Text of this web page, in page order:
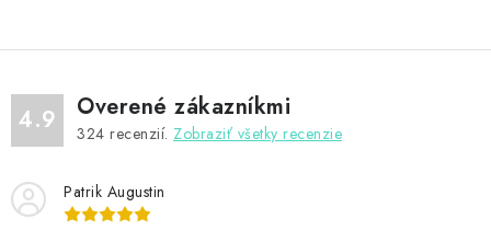
4.9 Overené zákazníkmi
324 recenzií. Zobraziť všetky recenzie
Patrik Augustin